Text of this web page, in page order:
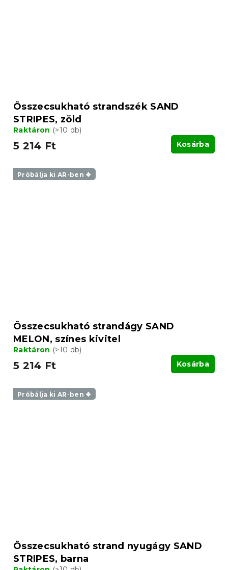
Összecsukható strandszék SAND
STRIPES, zöld
Raktáron (>10 db)
5 214 Ft Kosárba
Próbálja ki AR-ben ❖
Összecsukható strandágy SAND
MELON, színes kivitel
Raktáron (>10 db)
5 214 Ft Kosárba
Próbálja ki AR-ben ❖
Összecsukható strand nyugágy SAND
STRIPES, barna